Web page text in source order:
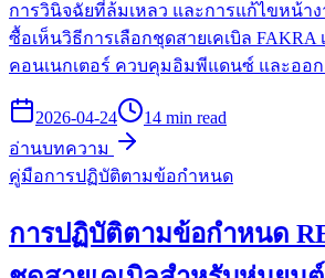
การวินิจฉัยที่ล้มเหลว และการแก้ไขหน้า
ซื้อเห็นวิธีการเลือกชุดสายเคเบิล FAKRA
คอนเนกเตอร์ ควบคุมอิมพีแดนซ์ และออ
2026-04-24
14 min read
อ่านบทความ
คู่มือการปฏิบัติตามข้อกำหนด
การปฏิบัติตามข้อกำหนด